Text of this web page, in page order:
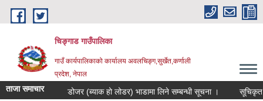
Skip to main content
चिङ्गाड गाउँपालिका
गाउँ कार्यपालिकाको कार्यालय अवलचिङ्ग,सुर्खेत,कर्णाली
प्रदेश, नेपाल
ताजा समाचार डोजर (ब्याक हो लोडर) भाडामा लिने सम्बन्धी सूचना । सूचिकृत हुने